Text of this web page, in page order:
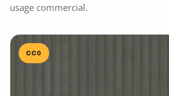
usage commercial.
CC0